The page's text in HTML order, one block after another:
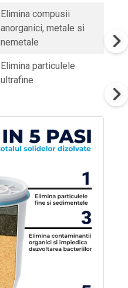
Elimina compusii
anorganici, metale si
nemetale
Elimina particulele
ultrafine